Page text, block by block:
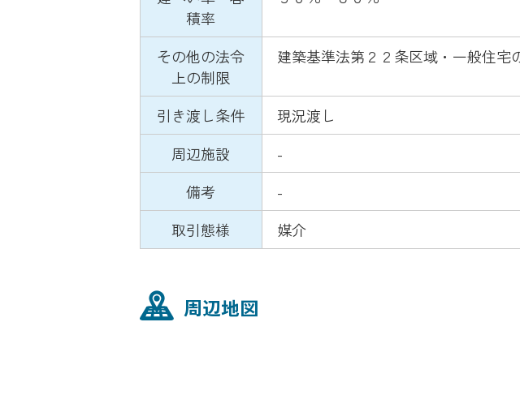
積率
その他の法令
上の制限
建築基準法第２２条区域・一般住
引き渡し条件
現況渡し
周辺施設
-
備考
-
取引態様
媒介
周辺地図